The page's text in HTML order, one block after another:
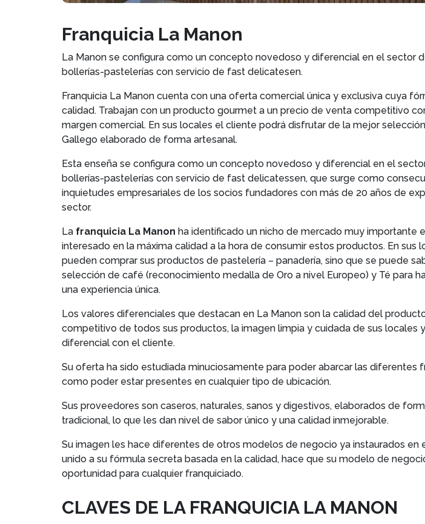
Franquicia La Manon
La Manon se configura como un concepto novedoso y diferencial en el sector
bollerías-pastelerías con servicio de fast delicatesen.
Franquicia La Manon cuenta con una oferta comercial única y exclusiva cuya
calidad. Trabajan con un producto gourmet a un precio de venta competitivo
margen comercial. En sus locales el cliente podrá disfrutar de la mejor
Gallego elaborado de forma artesanal.
Esta enseña se configura como un concepto novedoso y diferencial en el
bollerías-pastelerías con servicio de fast delicatessen, que surge como
inquietudes empresariales de los socios fundadores con más de 20 años de
sector.
La franquicia La Manon ha identificado un nicho de mercado muy importante
interesado en la máxima calidad a la hora de consumir estos productos. En sus
pueden comprar sus productos de pastelería – panadería, sino que se puede
selección de café (reconocimiento medalla de Oro a nivel Europeo) y Té para
una experiencia única.
Los valores diferenciales que destacan en La Manon son la calidad del
competitivo de todos sus productos, la imagen limpia y cuidada de sus locales
diferencial con el cliente.
Su oferta ha sido estudiada minuciosamente para poder abarcar las diferentes
como poder estar presentes en cualquier tipo de ubicación.
Sus proveedores son caseros, naturales, sanos y digestivos, elaborados de
tradicional, lo que les dan nivel de sabor único y una calidad inmejorable.
Su imagen les hace diferentes de otros modelos de negocio ya instaurados en
unido a su fórmula secreta basada en la calidad, hace que su modelo de
oportunidad para cualquier franquiciado.
CLAVES DE LA FRANQUICIA LA MANON